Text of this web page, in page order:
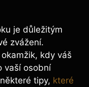
je důležitým
zvážení.
kdy váš
vaší osobní
tipy, které